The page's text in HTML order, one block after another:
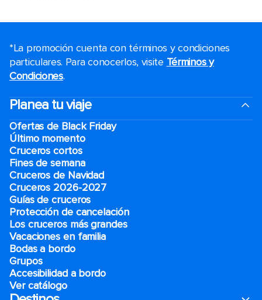
*La promoción cuenta con términos y condiciones
particulares. Para conocerlos, visite Términos y
Condiciones.
Planea tu viaje
Ofertas de Black Friday
Último momento
Cruceros cortos
Fines de semana
Cruceros de Navidad
Cruceros 2026-2027
Guías de cruceros
Protección de cancelación
Los cruceros más grandes
Vacaciones en familia
Bodas a bordo
Grupos
Accesibilidad a bordo
Ver catálogo